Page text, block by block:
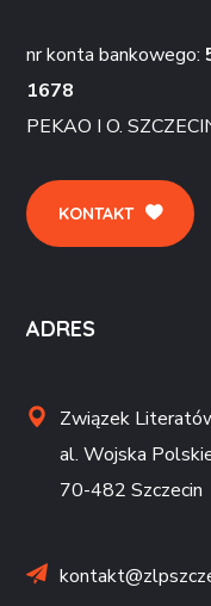
nr konta bankowego:
1678
PEKAO I O.
KONTAKT
ADRES
Związek
al. Wojska
70-482 Szczecin